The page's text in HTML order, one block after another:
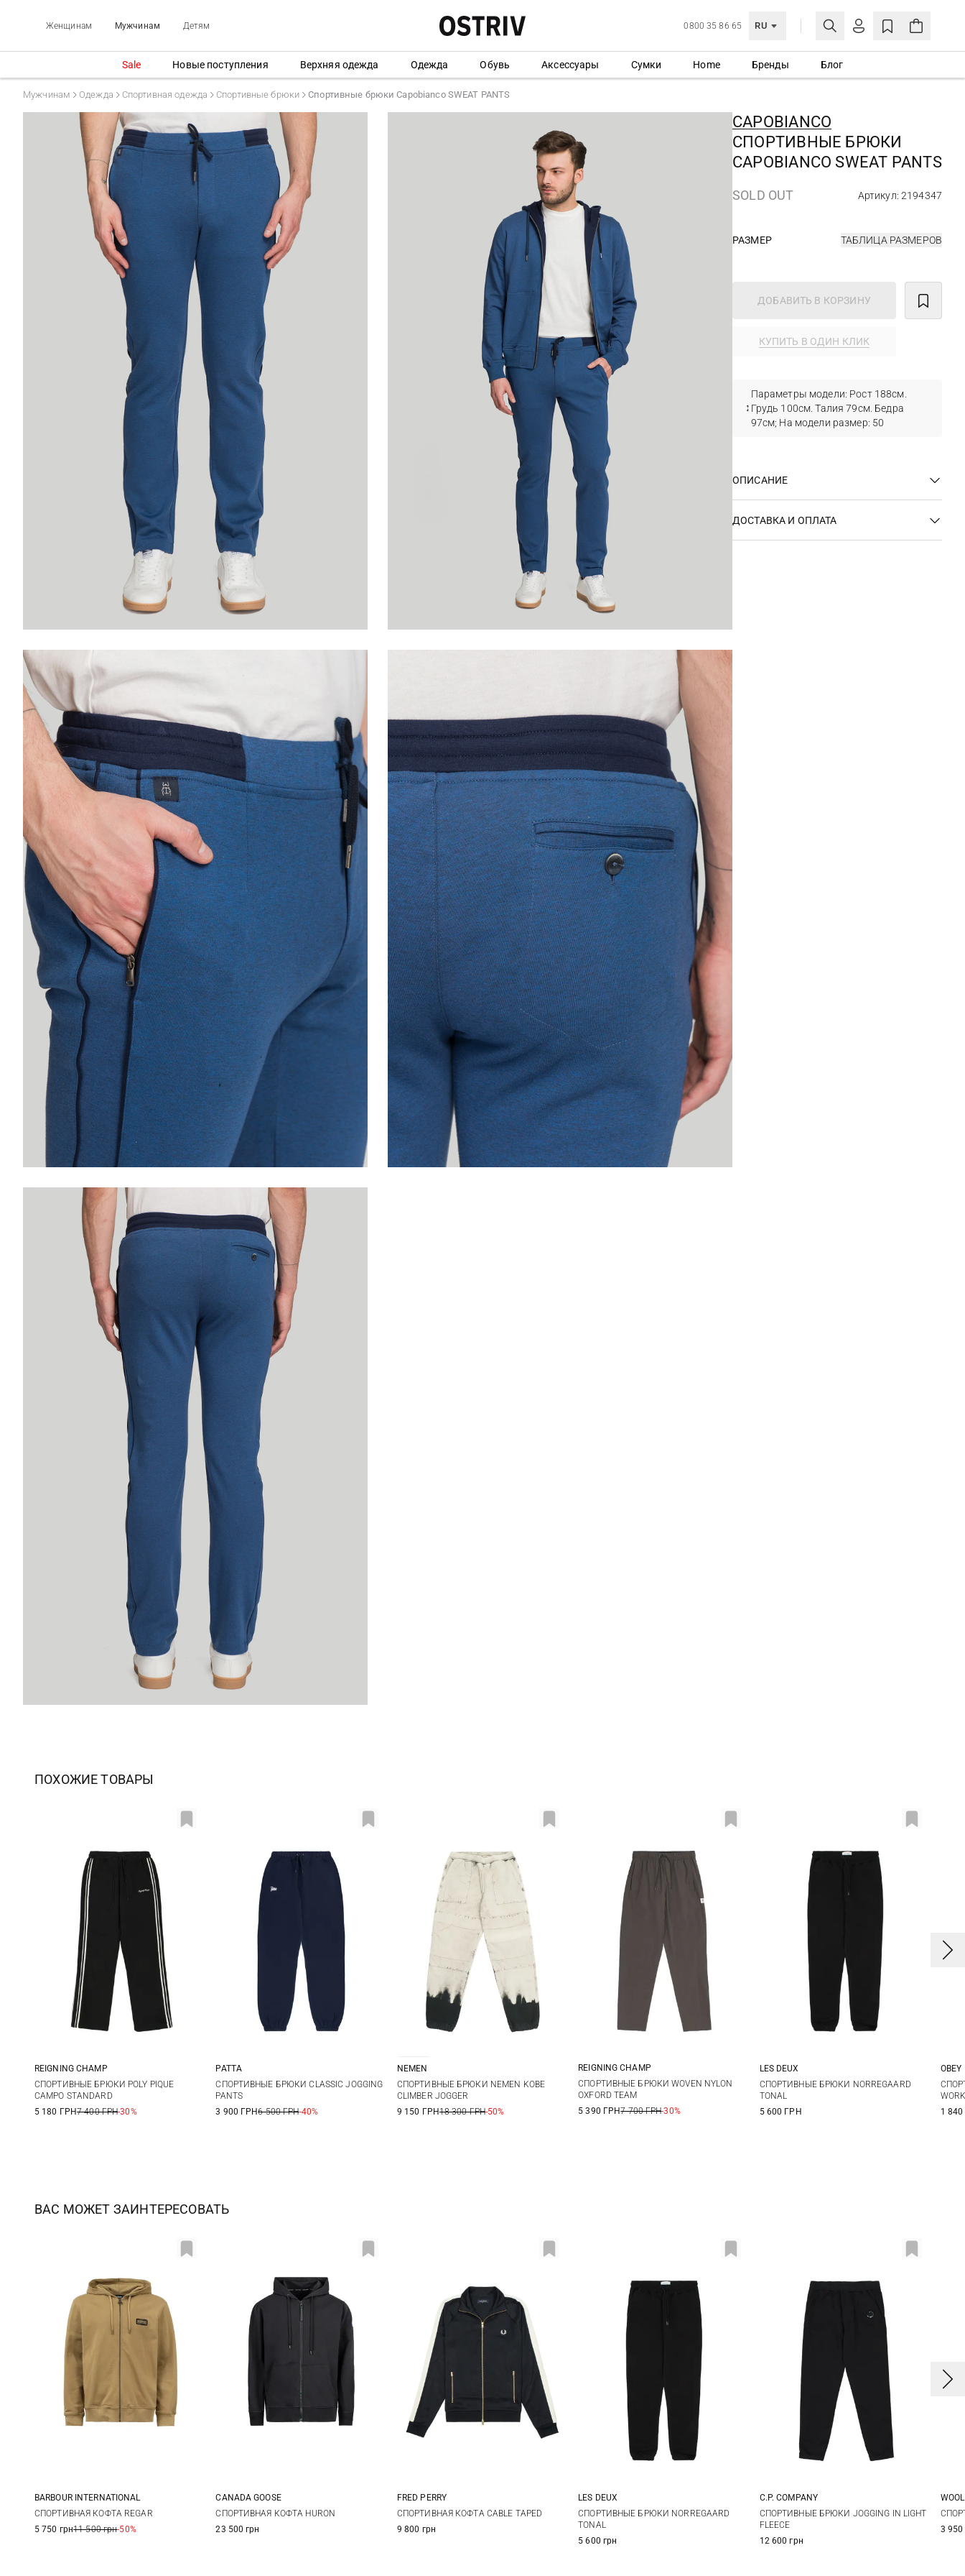
Женщинам Мужчинам Детям 0800 35 86 65 RU
ЛИЧНЫЙ КАБИНЕТ
Еще не зарегистрированы?
СОЗДАТЬ УЧЕТНУЮ ЗАПИСЬ
Sale Новые поступления Верхняя одежда Одежда Обувь Аксессуары Сумки Home Бренды Блог
Мужчинам Одежда Спортивная одежда Спортивные брюки Спортивные брюки Capobianco SWEAT PANTS
CAPOBIANCO
СПОРТИВНЫЕ БРЮКИ
CAPOBIANCO SWEAT PANTS
SOLD OUT Артикул: 2194347
РАЗМЕР ТАБЛИЦА РАЗМЕРОВ
ДОБАВИТЬ В КОРЗИНУ
КУПИТЬ В ОДИН КЛИК
Параметры модели: Рост 188см.
Грудь 100см. Талия 79см. Бедра
97см; На модели размер: 50
ОПИСАНИЕ
ДОСТАВКА И ОПЛАТА
ПОХОЖИЕ ТОВАРЫ
S
REIGNING CHAMP
СПОРТИВНЫЕ БРЮКИ POLY PIQUE
CAMPO STANDARD
5 180 ГРН7 400 ГРН-30%
S M L XL
XXL
PATTA
СПОРТИВНЫЕ БРЮКИ CLASSIC JOGGING
PANTS
3 900 ГРН6 500 ГРН-40%
S M L XL
NEMEN
СПОРТИВНЫЕ БРЮКИ NEMEN KOBE
CLIMBER JOGGER
9 150 ГРН18 300 ГРН-50%
M L XL XXL
REIGNING CHAMP
СПОРТИВНЫЕ БРЮКИ WOVEN NYLON
OXFORD TEAM
5 390 ГРН7 700 ГРН-30%
M L XL XXL
LES DEUX
СПОРТИВНЫЕ БРЮКИ NORREGAARD
TONAL
5 600 ГРН
S
OBEY
1
ВАС МОЖЕТ ЗАИНТЕРЕСОВАТЬ
M L XL
BARBOUR INTERNATIONAL
СПОРТИВНАЯ КОФТА REGAR
5 750 грн11 500 грн-50%
M L XL
CANADA GOOSE
СПОРТИВНАЯ КОФТА HURON
23 500 грн
M L XL
FRED PERRY
СПОРТИВНАЯ КОФТА CABLE TAPED
9 800 грн
M L XL XXL
LES DEUX
СПОРТИВНЫЕ БРЮКИ NORREGAARD
TONAL
5 600 грн
M L XL XXL
C.P. COMPANY
СПОРТИВНЫЕ БРЮКИ JOGGING IN LIGHT
FLEECE
12 600 грн
S
3 950